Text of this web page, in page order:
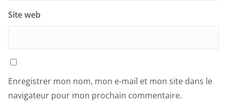
Site web
Enregistrer mon nom, mon e-mail et mon site dans le
navigateur pour mon prochain commentaire.